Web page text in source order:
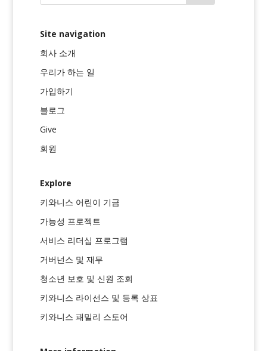
Site navigation
회사 소개
우리가 하는 일
가입하기
블로그
Give
회원
Explore
키와니스 어린이 기금
가능성 프로젝트
서비스 리더십 프로그램
거버넌스 및 재무
청소년 보호 및 신원 조회
키와니스 라이선스 및 등록 상표
키와니스 패밀리 스토어